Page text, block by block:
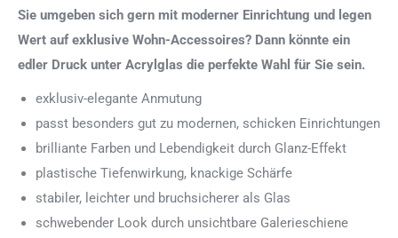
Sie umgeben sich gern mit moderner Einrichtung und legen
Wert auf exklusive Wohn-Accessoires? Dann könnte ein
edler Druck unter Acrylglas die perfekte Wahl für Sie sein.
exklusiv-elegante Anmutung
passt besonders gut zu modernen, schicken Einrichtungen
brilliante Farben und Lebendigkeit durch Glanz-Effekt
plastische Tiefenwirkung, knackige Schärfe
stabiler, leichter und bruchsicherer als Glas
schwebender Look durch unsichtbare Galerieschiene